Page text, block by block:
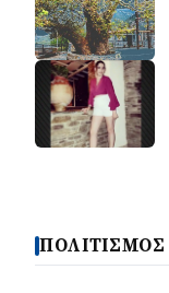
ΠΟΛΙΤΙΣΜΟΣ